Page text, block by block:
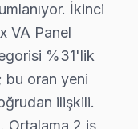
sonuçlarımız
inceleme noktası
yerleşim yapı
kentsel
İkinci
VA Panel
%31'lik
bu oran yeni
ilişkili.